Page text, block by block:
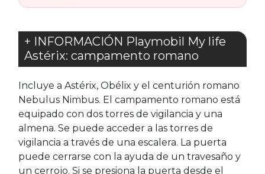
+ INFORMACIÓN Playmobil My life
Astérix: campamento romano
Incluye a Astérix, Obélix y el centurión romano
Nebulus Nimbus. El campamento romano está
equipado con dos torres de vigilancia y una
almena. Se puede acceder a las torres de
vigilancia a través de una escalera. La puerta
puede cerrarse con la ayuda de un travesaño y
un cerrojo. Si se presiona la puerta desde el